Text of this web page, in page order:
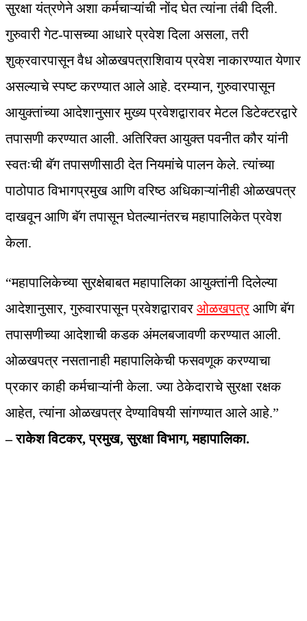
सुरक्षा यंत्रणेने अशा कर्मचाऱ्यांची नोंद घेत त्यांना तंबी दिली.
गुरुवारी गेट-पासच्या आधारे प्रवेश दिला असला, तरी
शुक्रवारपासून वैध ओळखपत्राशिवाय प्रवेश नाकारण्यात येणार
असल्याचे स्पष्ट करण्यात आले आहे. दरम्यान, गुरुवारपासून
आयुक्तांच्या आदेशानुसार मुख्य प्रवेशद्वारावर मेटल डिटेक्टरद्वारे
तपासणी करण्यात आली. अतिरिक्त आयुक्त पवनीत कौर यांनी
स्वतःची बॅग तपासणीसाठी देत नियमांचे पालन केले. त्यांच्या
पाठोपाठ विभागप्रमुख आणि वरिष्ठ अधिकाऱ्यांनीही ओळखपत्र
दाखवून आणि बॅग तपासून घेतल्यानंतरच महापालिकेत प्रवेश
केला.
“महापालिकेच्या सुरक्षेबाबत महापालिका आयुक्तांनी दिलेल्या
आदेशानुसार, गुरुवारपासून प्रवेशद्वारावर ओळखपत्र आणि बॅग
तपासणीच्या आदेशाची कडक अंमलबजावणी करण्यात आली.
ओळखपत्र नसतानाही महापालिकेची फसवणूक करण्याचा
प्रकार काही कर्मचाऱ्यांनी केला. ज्या ठेकेदाराचे सुरक्षा रक्षक
आहेत, त्यांना ओळखपत्र देण्याविषयी सांगण्यात आले आहे.”
– राकेश विटकर, प्रमुख, सुरक्षा विभाग, महापालिका.